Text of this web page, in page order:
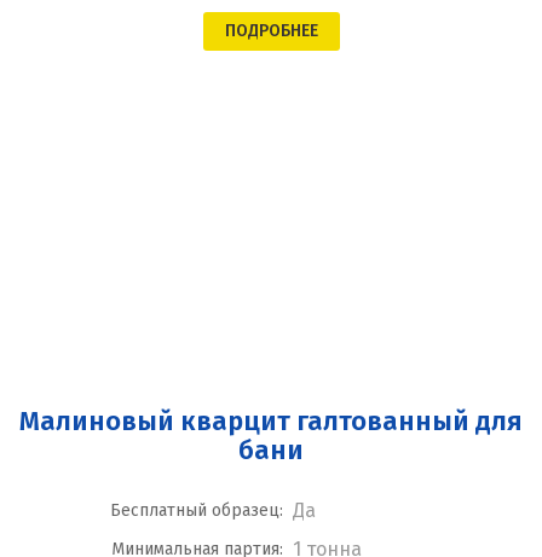
ПОДРОБНЕЕ
Малиновый кварцит галтованный для
бани
Бесплатный образец: Да
Минимальная партия: 1 тонна